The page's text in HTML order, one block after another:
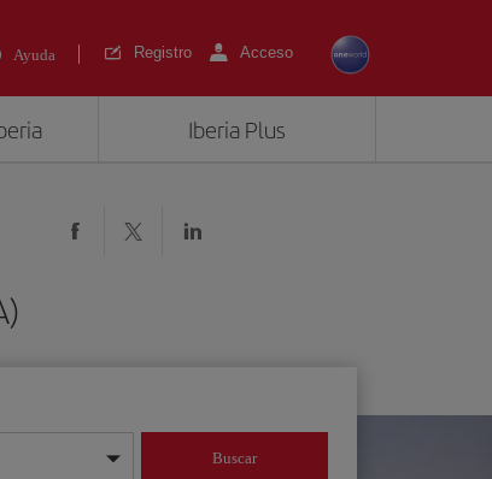
Ayuda Registro Acceso
Iberia Plus
año
Buscar